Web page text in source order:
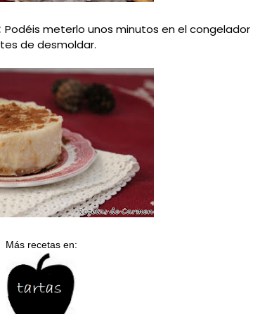
Podéis meterlo unos minutos en el congelador
de desmoldar.
Más recetas en: